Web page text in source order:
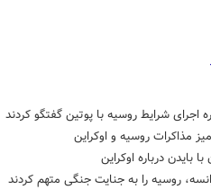
اجرای شرایط روسیه با پوتین گفتگو کردند
بایدن درباره اوکراین
روسیه را به جنایت جنگی متهم کردند